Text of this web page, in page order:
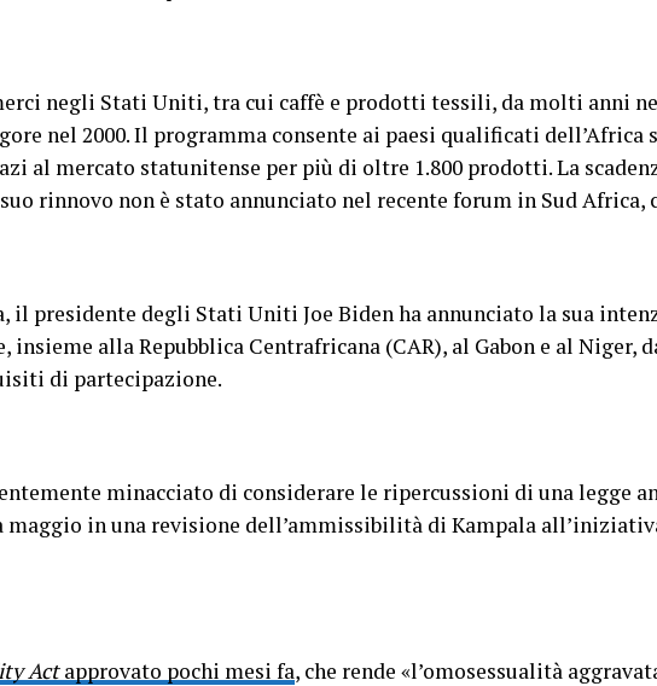
negli Stati Uniti, tra cui caffè e prodotti tessili, da molti anni
nel 2000. Il programma consente ai paesi qualificati dell’Africa
al mercato statunitense per più di oltre 1.800 prodotti. La
rinnovo non è stato annunciato nel recente forum in Sud Africa,
il presidente degli Stati Uniti Joe Biden ha annunciato la sua
insieme alla Repubblica Centrafricana (CAR), al Gabon e al Niger,
di partecipazione.
minacciato di considerare le ripercussioni di una legge
maggio in una revisione dell’ammissibilità di Kampala
Actapprovato pochi mesi fa, che rende «l’omosessualità